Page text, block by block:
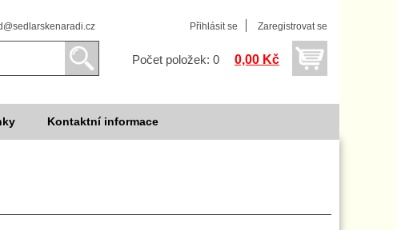
Přihlásit se Zaregistrovat se
Počet položek: 0 0,00 Kč
Kontaktní informace